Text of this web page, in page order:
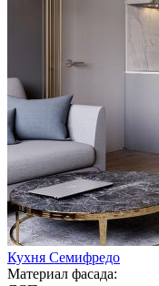
Кухня Семифредо
Материал фасада: